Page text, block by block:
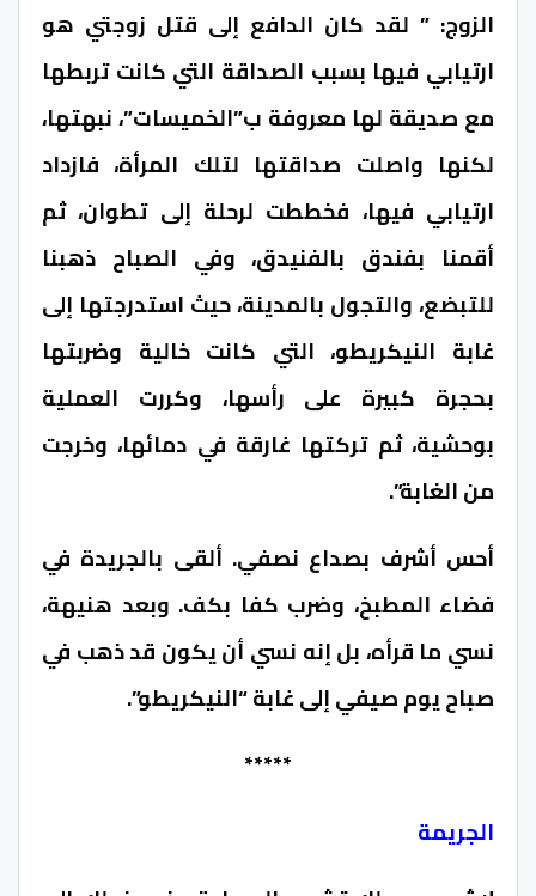
الزوج: ” لقد كان الدافع إلى قتل زوجتي هو
ارتيابي فيها بسبب الصداقة التي كانت تربطها
مع صديقة لها معروفة ب”الخميسات”، نبهتها،
لكنها واصلت صداقتها لتلك المرأة، فازداد
ارتيابي فيها، فخططت لرحلة إلى تطوان، ثم
أقمنا بفندق بالفنيدق، وفي الصباح ذهبنا
للتبضع، والتجول بالمدينة، حيث استدرجتها إلى
غابة النيكريطو، التي كانت خالية وضربتها
بحجرة كبيرة على رأسها، وكررت العملية
بوحشية، ثم تركتها غارقة في دمائها، وخرجت
من الغابة”.
أحس أشرف بصداع نصفي. ألقى بالجريدة في
فضاء المطبخ، وضرب كفا بكف. وبعد هنيهة،
نسي ما قرأه، بل إنه نسي أن يكون قد ذهب في
صباح يوم صيفي إلى غابة “النيكريطو”.
*****
الجريمة